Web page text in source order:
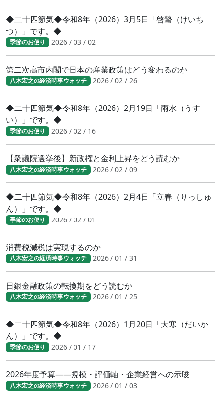
◆二十四節気◆令和8年（2026）3月5日「啓蟄（けいち
つ）」です。◆
季節のお便り 2026 / 03 / 02
第二次高市内閣で日本の産業政策はどう変わるのか
八木宏之の経済時事ウォッチ 2026 / 02 / 26
◆二十四節気◆令和8年（2026）2月19日「雨水（うす
い）」です。◆
季節のお便り 2026 / 02 / 16
【衆議院選挙後】新政権と金利上昇をどう読むか
八木宏之の経済時事ウォッチ 2026 / 02 / 09
◆二十四節気◆令和8年（2026）2月4日「立春（りっしゅ
ん）」です。◆
季節のお便り 2026 / 02 / 01
消費税減税は実現するのか
八木宏之の経済時事ウォッチ 2026 / 01 / 31
日銀金融政策の転換期をどう読むか
八木宏之の経済時事ウォッチ 2026 / 01 / 25
◆二十四節気◆令和8年（2026）1月20日「大寒（だいか
ん）」です。◆
季節のお便り 2026 / 01 / 17
2026年度予算――規模・評価軸・企業経営への示唆
八木宏之の経済時事ウォッチ 2026 / 01 / 03